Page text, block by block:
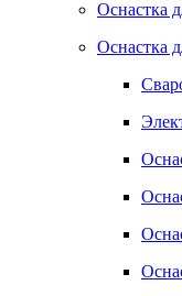
Оснастка
Оснастка